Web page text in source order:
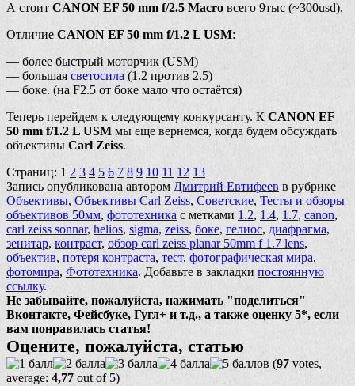
А стоит CANON EF 50 mm f/2.5 Macro всего 9тыс (~300usd).
Отличие CANON EF 50 mm f/1.2 L USM:
— более быстрый моторчик (USM)
— большая светосила (1.2 против 2.5)
— боке. (на F2.5 от боке мало что остаётся)
Теперь перейдем к следующему конкурсанту. К CANON EF
50 mm f/1.2 L USM мы еще вернемся, когда будем обсуждать
объективы Carl Zeiss.
Страниц: 1 2 3 4 5 6 7 8 9 10 11 12 13
Запись опубликована автором Дмитрий Евтифеев в рубрике
Объективы, Объективы Carl Zeiss, Советские, Тесты и обзоры
объективов 50мм, фототехника с метками 1.2, 1.4, 1.7, canon,
carl zeiss sonnar, helios, sigma, zeiss, боке, гелиос, диафрагма,
зенитар, контраст, обзор carl zeiss planar 50mm f 1.7 lens,
объектив, потеря контраста, тест, фотографическая мира,
фотомира, Фототехника. Добавьте в закладки постоянную
ссылку.
Не забывайте, пожалуйста, нажимать "поделиться"
Вконтакте, Фейсбуке, Гугл+ и т.д., а также оценку 5*, если
вам понравилась статья!
Оцените, пожалуйста, статью
(97 votes,
average: 4,77 out of 5)